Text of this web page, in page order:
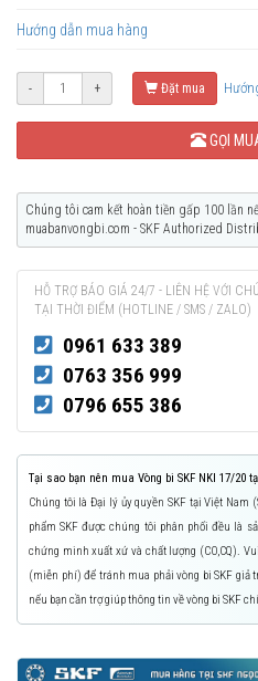
Hướng dẫn mua hàng
- + Đặt mua
GỌI
Chúng tôi cam kết hoàn tiền gấp 100 lần
muabanvongbi.com - SKF Authorized
HỖ TRỢ BÁO GIÁ 24/7 - LIÊN HỆ VỚI
TẠI THỜI ĐIỂM (HOTLINE / SMS / ZALO)
0961 633 389
0763 356 999
0796 655 386
Tại sao bạn nên mua Vòng bi SKF NKI 17/20
Chúng tôi là Đại lý ủy quyền SKF tại Việt Nam
phẩm SKF được chúng tôi phân phối đều là
chứng minh xuất xứ và chất lượng (CO,CQ).
(miễn phí) để tránh mua phải vòng bi SKF giả
nếu bạn cần trợ giúp thông tin về vòng bi SKF